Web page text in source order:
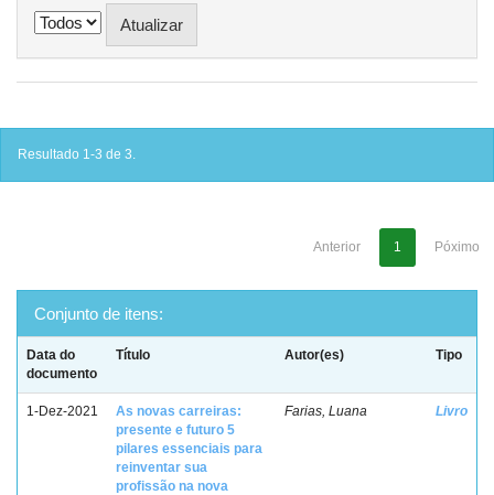
Resultado 1-3 de 3.
Anterior 1 Póximo
Conjunto de itens:
Data do
documento
Título Autor(es) Tipo
1-Dez-2021
As novas carreiras:
presente e futuro 5
pilares essenciais para
reinventar sua
profissão na nova
Farias, Luana Livro